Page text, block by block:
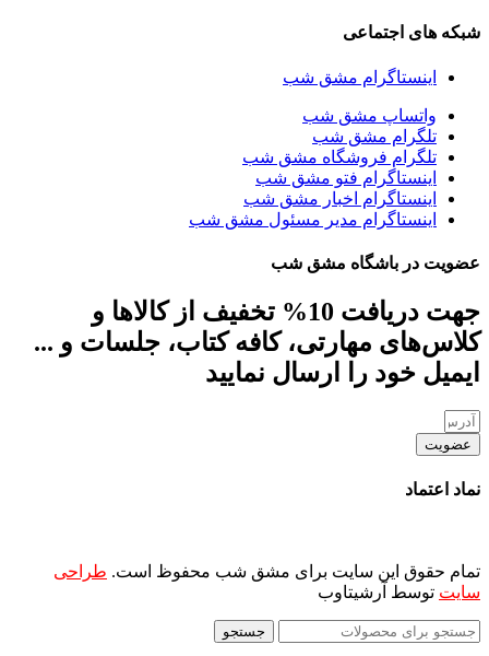
شبکه های اجتماعی
اینستاگرام مشق شب
واتساپ مشق شب
تلگرام مشق شب
تلگرام فروشگاه مشق شب
اینستاگرام فتو مشق شب
اینستاگرام اخبار مشق شب
اینستاگرام مدیر مسئول مشق شب
عضویت در باشگاه مشق شب
جهت دریافت 10% تخفیف از کالاها و
کلاس‌های مهارتی، کافه کتاب، جلسات و ...
ایمیل خود را ارسال نمایید
عضویت
نماد اعتماد
تمام حقوق این سایت برای مشق شب محفوظ است. طراحی
سایت توسط آرشیتاوب
جستجو